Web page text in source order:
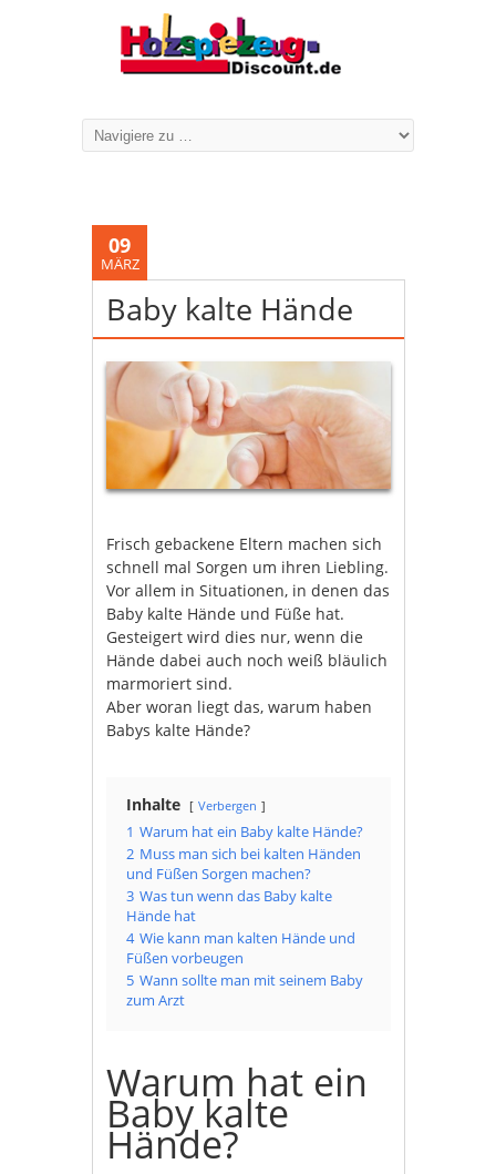
09
MÄRZ
Baby kalte Hände
Frisch gebackene Eltern machen sich
schnell mal Sorgen um ihren Liebling.
Vor allem in Situationen, in denen das
Baby kalte Hände und Füße hat.
Gesteigert wird dies nur, wenn die
Hände dabei auch noch weiß bläulich
marmoriert sind.
Aber woran liegt das, warum haben
Babys kalte Hände?
Inhalte Verbergen
1 Warum hat ein Baby kalte Hände?
2 Muss man sich bei kalten Händen
und Füßen Sorgen machen?
3 Was tun wenn das Baby kalte
Hände hat
4 Wie kann man kalten Hände und
Füßen vorbeugen
5 Wann sollte man mit seinem Baby
zum Arzt
Warum hat ein
Baby kalte
Hände?